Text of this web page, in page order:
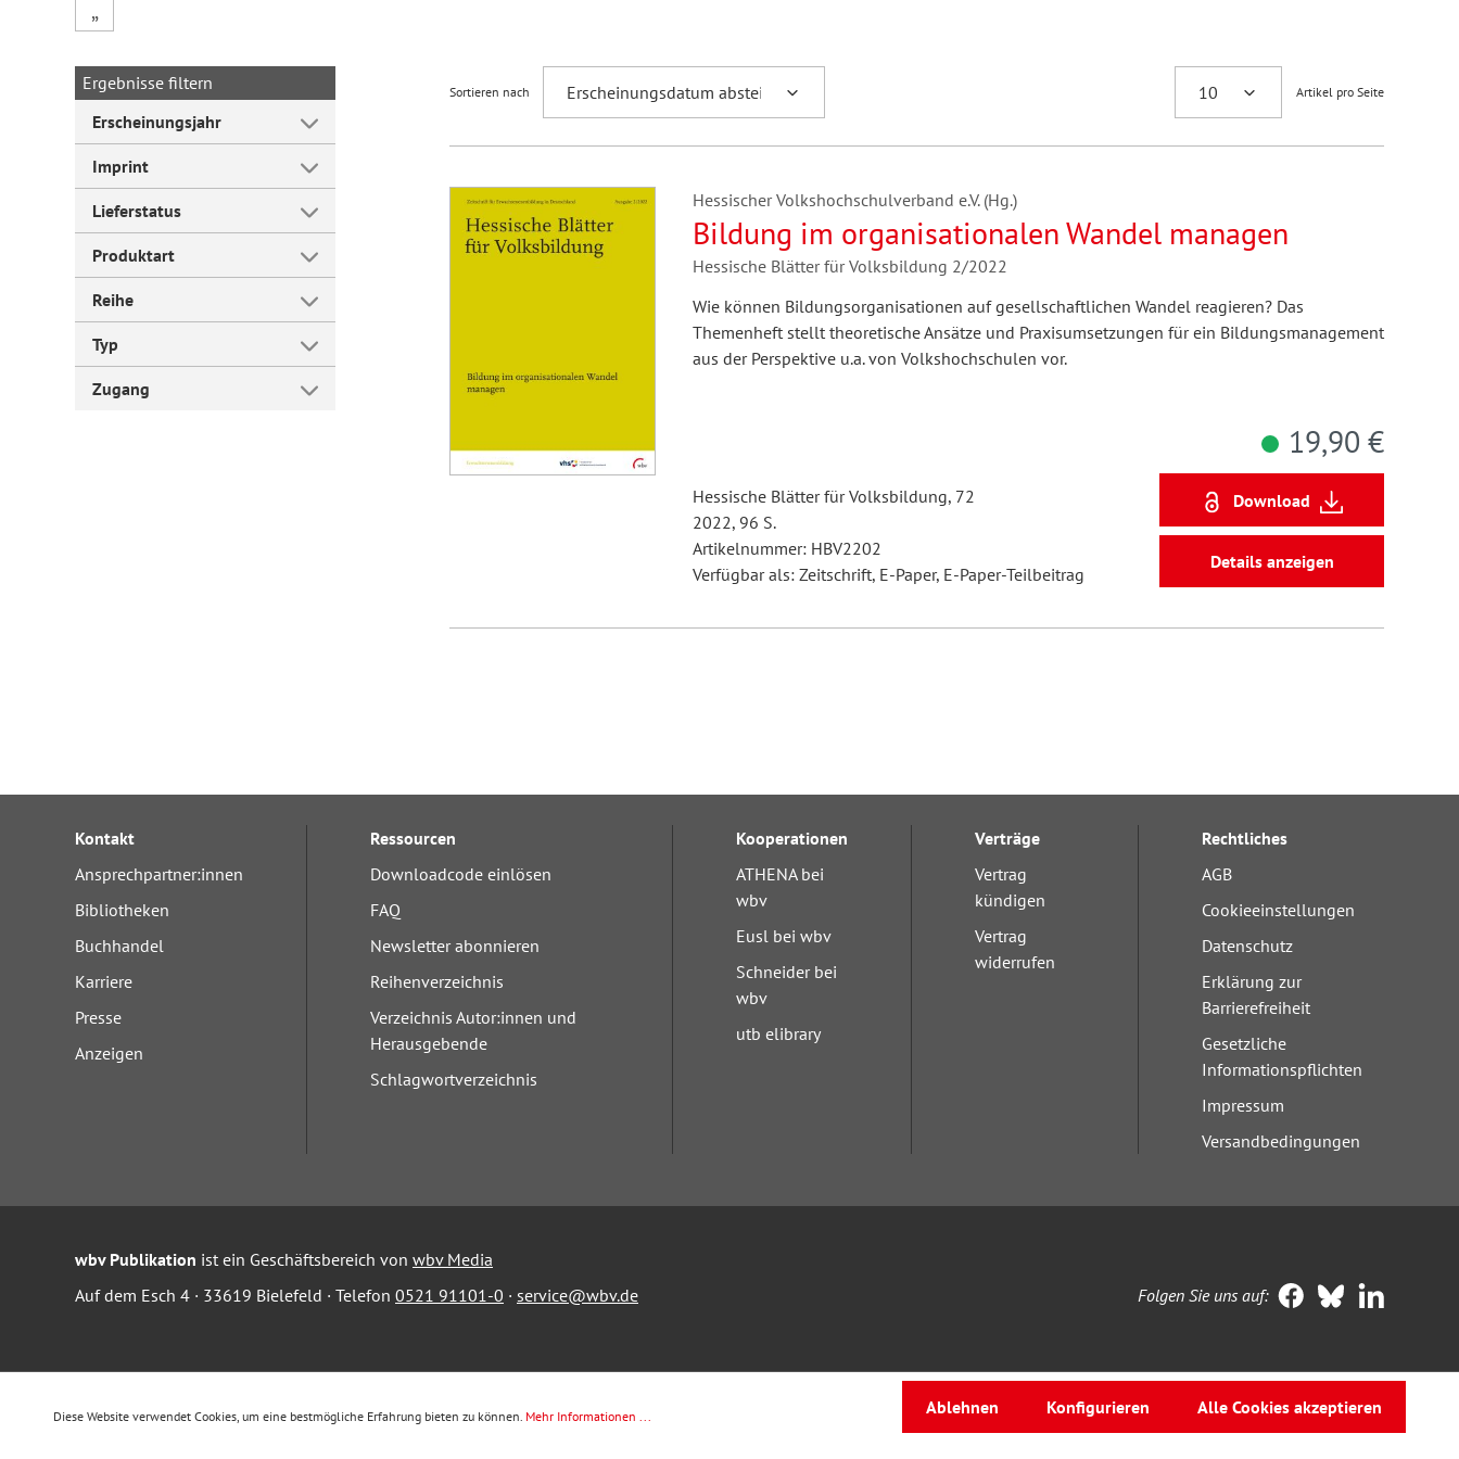
Forum Arbeitslehre
„
Ergebnisse filtern
Erscheinungsjahr
Imprint
Lieferstatus
Produktart
Reihe
Typ
Zugang
Sortieren nach Artikel pro Seite
Hessischer Volkshochschulverband e.V. (Hg.)
Bildung im organisationalen Wandel managen
Hessische Blätter für Volksbildung 2/2022
Wie können Bildungsorganisationen auf gesellschaftlichen Wandel reagieren? Das
Themenheft stellt theoretische Ansätze und Praxisumsetzungen für ein Bildungsmanagement
aus der Perspektive u.a. von Volkshochschulen vor.
Hessische Blätter für Volksbildung, 72
2022, 96 S.
Artikelnummer: HBV2202
Verfügbar als: Zeitschrift, E-Paper, E-Paper-Teilbeitrag
19,90 €
Download
Details anzeigen
Kontakt
Ansprechpartner:innen
Bibliotheken
Buchhandel
Karriere
Presse
Anzeigen
Ressourcen
Downloadcode einlösen
FAQ
Newsletter abonnieren
Reihenverzeichnis
Verzeichnis Autor:innen und
Herausgebende
Schlagwortverzeichnis
Kooperationen
ATHENA bei
wbv
Eusl bei wbv
Schneider bei
wbv
utb elibrary
Verträge
Vertrag
kündigen
Vertrag
widerrufen
Rechtliches
AGB
Cookieeinstellungen
Datenschutz
Erklärung zur
Barrierefreiheit
Gesetzliche
Informationspflichten
Impressum
Versandbedingungen
wbv Publikation ist ein Geschäftsbereich von wbv Media
Auf dem Esch 4 · 33619 Bielefeld · Telefon 0521 91101-0 · service@wbv.de Folgen Sie uns auf:
Diese Website verwendet Cookies, um eine bestmögliche Erfahrung bieten zu können. Mehr Informationen ... Ablehnen Konfigurieren Alle Cookies akzeptieren